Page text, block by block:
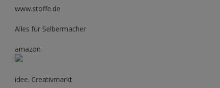
www.stoffe.de
Alles für Selbermacher
amazon
idee. Creativmarkt